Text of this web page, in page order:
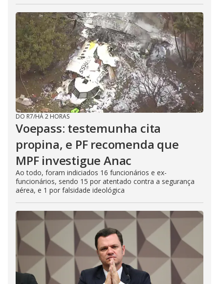
DO R7/HÁ 2 HORAS
Voepass: testemunha cita
propina, e PF recomenda que
MPF investigue Anac
Ao todo, foram indiciados 16 funcionários e ex-
funcionários, sendo 15 por atentado contra a segurança
aérea, e 1 por falsidade ideológica